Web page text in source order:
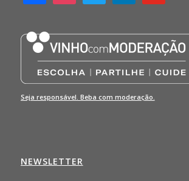
Seja responsável. Beba com moderação.
NEWSLETTER